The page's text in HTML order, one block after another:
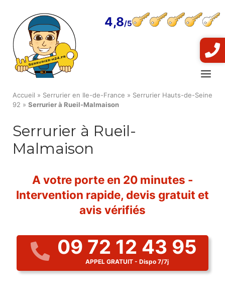
content
4,8
Menu
Accueil » Serrurier en Ile-de-France » Serrurier Hauts-de-Seine
92 » Serrurier à Rueil-Malmaison
Serrurier à Rueil-
Malmaison
A votre porte en 20 minutes -
Intervention rapide, devis gratuit et
avis vérifiés
09 72 12 43 95
APPEL GRATUIT - Dispo 7/7j